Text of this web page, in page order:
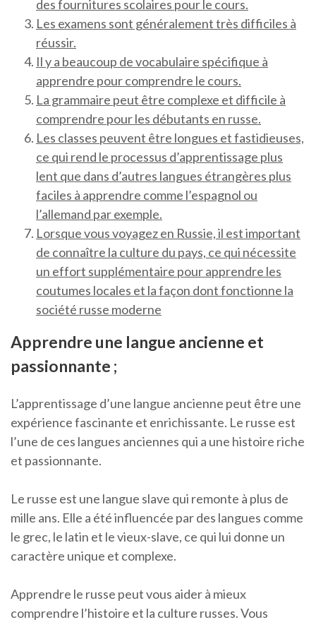
des fournitures scolaires pour le cours.
Les examens sont généralement très difficiles à
réussir.
Il y a beaucoup de vocabulaire spécifique à
apprendre pour comprendre le cours.
La grammaire peut être complexe et difficile à
comprendre pour les débutants en russe.
Les classes peuvent être longues et fastidieuses,
ce qui rend le processus d’apprentissage plus
lent que dans d’autres langues étrangères plus
faciles à apprendre comme l’espagnol ou
l’allemand par exemple.
Lorsque vous voyagez en Russie, il est important
de connaître la culture du pays, ce qui nécessite
un effort supplémentaire pour apprendre les
coutumes locales et la façon dont fonctionne la
société russe moderne
Apprendre une langue ancienne et
passionnante ;
L’apprentissage d’une langue ancienne peut être une
expérience fascinante et enrichissante. Le russe est
l’une de ces langues anciennes qui a une histoire riche
et passionnante.
Le russe est une langue slave qui remonte à plus de
mille ans. Elle a été influencée par des langues comme
le grec, le latin et le vieux-slave, ce qui lui donne un
caractère unique et complexe.
Apprendre le russe peut vous aider à mieux
comprendre l’histoire et la culture russes. Vous